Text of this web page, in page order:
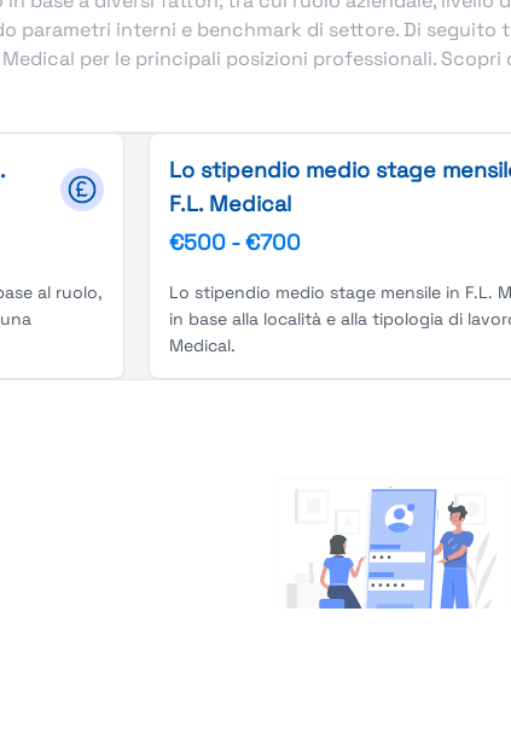
parametri interni e benchmark di settore. Di
per le principali posizioni professionali.
al ruolo,
Lo stipendio medio stage
F.L. Medical
€500 -€700
Lo stipendio medio stage mensile in F.L.
in base alla località e alla tipologia di
Medical.